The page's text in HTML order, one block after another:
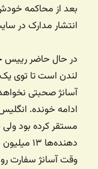
بعد از محاکمه
انتشار مدارک در
در حال حاضر رییس
لندن است تا توی
آسانژ صحبتی
مستقر کرده بود ولی
دهنده‌ها
وقت آسانژ سفارت